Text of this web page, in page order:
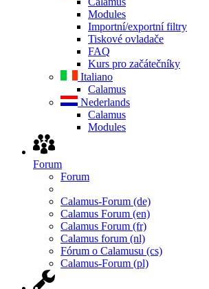
Modules
Importní/exportní filtry
Tiskové ovladače
FAQ
Kurs pro začátečníky
Italiano
Calamus
Nederlands
Calamus
Modules
Forum
Forum
Calamus-Forum (de)
Calamus Forum (en)
Calamus Forum (fr)
Calamus forum (nl)
Fórum o Calamusu (cs)
Calamus-Forum (pl)